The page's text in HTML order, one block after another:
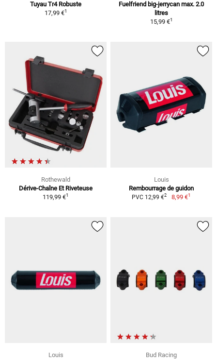
Tuyau Tr4 Robuste
17,99 €1
Fuelfriend big-jerrycan max. 2.0
litres
15,99 €1
Rothewald
Dérive-Chaîne Et Riveteuse
119,99 €1
Louis
Rembourrage de guidon
PVC 12,99 €2 8,99 €1
Louis
Bud Racing